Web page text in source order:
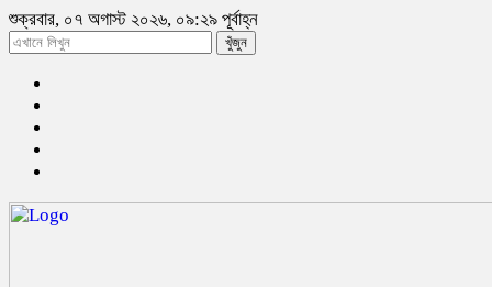
শুক্রবার, ০৭ অগাস্ট ২০২৬, ০৯:২৯ পূর্বাহ্ন
খুঁজুন